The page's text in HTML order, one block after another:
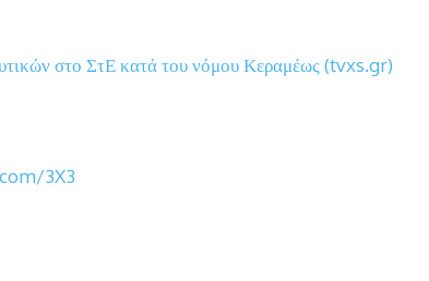
στο ΣτΕ κατά του νόμου Κεραμέως (tvxs.gr)
3X3